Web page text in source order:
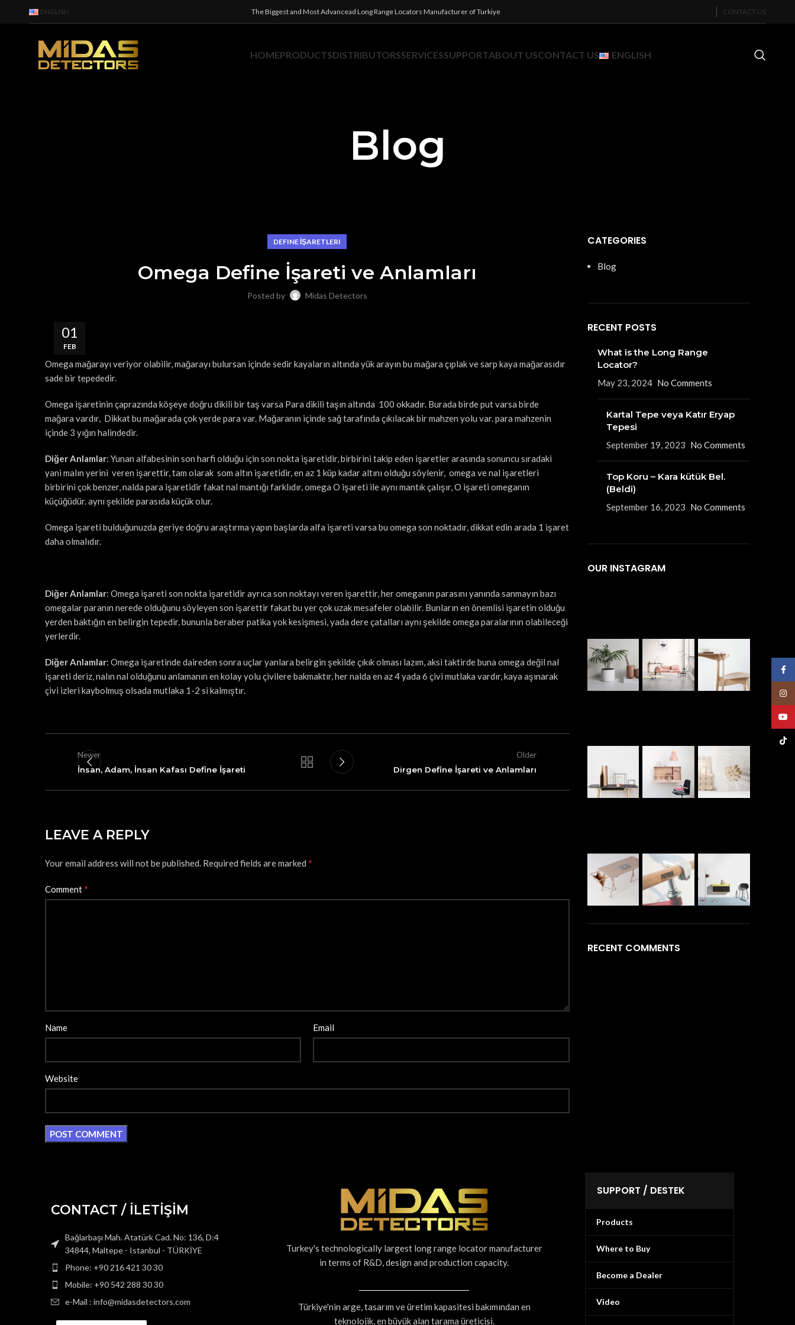
ENGLISH The Biggest and Most Advancead Long Range Locators Manufacturer of Turkiye CONTACT US
HOMEPRODUCTSDISTRIBUTORSSERVICESSUPPORTABOUT USCONTACT US ENGLISH
Blog
DEFINE İŞARETLERI
Omega Define İşareti ve Anlamları
Posted by Midas Detectors
01
FEB
Omega mağarayı veriyor olabilir, mağarayı bulursan içinde sedir kayaların altında yük arayın bu mağara çıplak ve sarp kaya mağarasıdır
sade bir tepededir.
Omega işaretinin çaprazında köşeye doğru dikili bir taş varsa Para dikili taşın altında 100 okkadır. Burada birde put varsa birde
mağara vardır, Dikkat bu mağarada çok yerde para var. Mağaranın içinde sağ tarafında çıkılacak bir mahzen yolu var. para mahzenin
içinde 3 yığın halindedir.
Diğer Anlamlar: Yunan alfabesinin son harfi olduğu için son nokta işaretidir, birbirini takip eden işaretler arasında sonuncu sıradaki
yani malın yerini veren işarettir, tam olarak som altın işaretidir, en az 1 küp kadar altını olduğu söylenir, omega ve nal işaretleri
birbirini çok benzer, nalda para işaretidir fakat nal mantığı farklıdır, omega O işareti ile aynı mantık çalışır, O işareti omeganın
küçüğüdür. aynı şekilde parasıda küçük olur.
Omega işareti bulduğunuzda geriye doğru araştırma yapın başlarda alfa işareti varsa bu omega son noktadır, dikkat edin arada 1 işaret
daha olmalıdır.
Diğer Anlamlar: Omega işareti son nokta işaretidir ayrıca son noktayı veren işarettir, her omeganın parasını yanında sanmayın bazı
omegalar paranın nerede olduğunu söyleyen son işarettir fakat bu yer çok uzak mesafeler olabilir. Bunların en önemlisi işaretin olduğu
yerden baktığın en belirgin tepedir, bununla beraber patika yok kesişmesi, yada dere çatalları aynı şekilde omega paralarının olabileceği
yerlerdir.
Diğer Anlamlar: Omega işaretinde daireden sonra uçlar yanlara belirgin şekilde çıkık olması lazım, aksi taktirde buna omega değil nal
işareti deriz, nalın nal olduğunu anlamanın en kolay yolu çivilere bakmaktır, her nalda en az 4 yada 6 çivi mutlaka vardır, kaya aşınarak
çivi izleri kaybolmuş olsada mutlaka 1-2 si kalmıştır.
Newer
İnsan, Adam, İnsan Kafası Define İşareti
Older
Dirgen Define İşareti ve Anlamları
LEAVE A REPLY
Your email address will not be published. Required fields are marked *
Comment*
Name Email
Website
CATEGORIES
Blog
RECENT POSTS
What is the Long Range
Locator?
May 23, 2024 No Comments
Kartal Tepe veya Katır Eryap
Tepesi
September 19, 2023 No Comments
Top Koru – Kara kütük Bel.
(Beldi)
September 16, 2023 No Comments
OUR INSTAGRAM
RECENT COMMENTS
CONTACT / İLETİŞİM
Bağlarbaşı Mah. Atatürk Cad. No: 136, D:4
34844, Maltepe - Istanbul - TÜRKİYE
Phone: +90 216 421 30 30
Mobile: +90 542 288 30 30
e-Mail : info@midasdetectors.com
Turkey's technologically largest long range locator manufacturer
in terms of R&D, design and production capacity.
Türkiye'nin arge, tasarım ve üretim kapasitesi bakımından en
teknolojik, en büyük alan tarama üreticisi.
SUPPORT / DESTEK
Products
Where to Buy
Become a Dealer
Video